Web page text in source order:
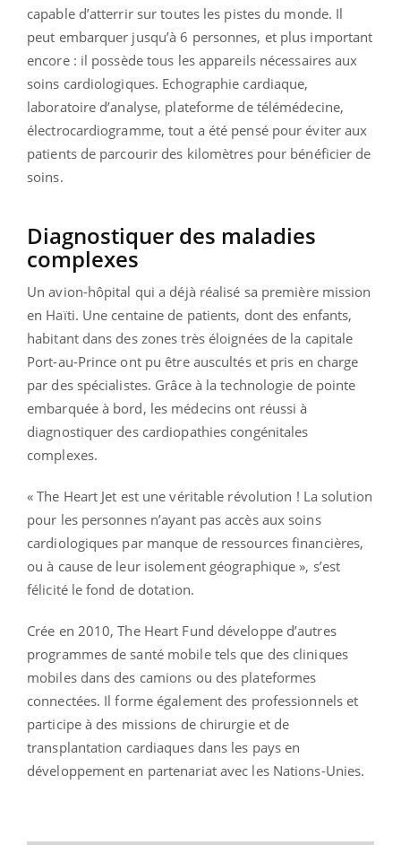
capable d’atterrir sur toutes les pistes du monde. Il
peut embarquer jusqu’à 6 personnes, et plus important
encore : il possède tous les appareils nécessaires aux
soins cardiologiques. Echographie cardiaque,
laboratoire d’analyse, plateforme de télémédecine,
électrocardiogramme, tout a été pensé pour éviter aux
patients de parcourir des kilomètres pour bénéficier de
soins.
Diagnostiquer des maladies
complexes
Un avion-hôpital qui a déjà réalisé sa première mission
en Haïti. Une centaine de patients, dont des enfants,
habitant dans des zones très éloignées de la capitale
Port-au-Prince ont pu être auscultés et pris en charge
par des spécialistes. Grâce à la technologie de pointe
embarquée à bord, les médecins ont réussi à
diagnostiquer des cardiopathies congénitales
complexes.
« The Heart Jet est une véritable révolution ! La solution
pour les personnes n’ayant pas accès aux soins
cardiologiques par manque de ressources financières,
ou à cause de leur isolement géographique », s’est
félicité le fond de dotation.
Crée en 2010, The Heart Fund développe d’autres
programmes de santé mobile tels que des cliniques
mobiles dans des camions ou des plateformes
connectées. Il forme également des professionnels et
participe à des missions de chirurgie et de
transplantation cardiaques dans les pays en
développement en partenariat avec les Nations-Unies.